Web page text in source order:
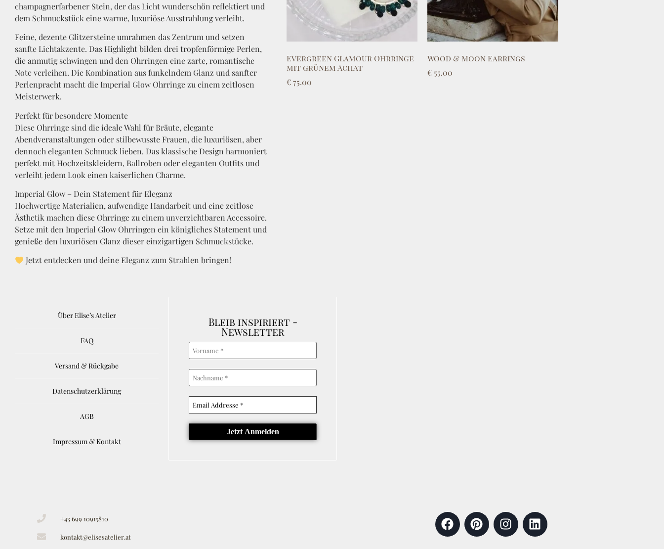
champagnerfarbener Stein, der das Licht wunderschön reflektiert und
dem Schmuckstück eine warme, luxuriöse Ausstrahlung verleiht.
Feine, dezente Glitzersteine umrahmen das Zentrum und setzen
sanfte Lichtakzente. Das Highlight bilden drei tropfenförmige Perlen,
die anmutig schwingen und den Ohrringen eine zarte, romantische
Note verleihen. Die Kombination aus funkelndem Glanz und sanfter
Perlenpracht macht die Imperial Glow Ohrringe zu einem zeitlosen
Meisterwerk.
Perfekt für besondere Momente
Diese Ohrringe sind die ideale Wahl für Bräute, elegante
Abendveranstaltungen oder stilbewusste Frauen, die luxuriösen, aber
dennoch eleganten Schmuck lieben. Das klassische Design harmoniert
perfekt mit Hochzeitskleidern, Ballroben oder eleganten Outfits und
verleiht jedem Look einen kaiserlichen Charme.
Imperial Glow – Dein Statement für Eleganz
Hochwertige Materialien, aufwendige Handarbeit und eine zeitlose
Ästhetik machen diese Ohrringe zu einem unverzichtbaren Accessoire.
Setze mit den Imperial Glow Ohrringen ein königliches Statement und
genieße den luxuriösen Glanz dieser einzigartigen Schmuckstücke.
Jetzt entdecken und deine Eleganz zum Strahlen bringen!
Evergreen Glamour Ohrringe
mit grünem Achat
€75.00
Wood & Moon Earrings
€ 55.00
Über Elise’s Atelier
FAQ
Versand & Rückgabe
Datenschutzerklärung
AGB
Impressum & Kontakt
Bleib inspiriert -
Newsletter
+43 699 10915810
kontakt@elisesatelier.at